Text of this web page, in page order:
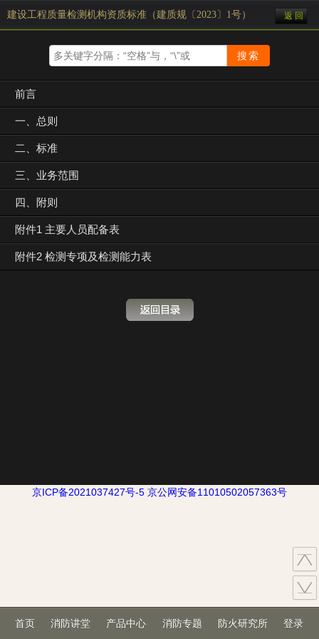
建设工程质量检测机构资质标准（建质规〔2023〕1号） 返 回
前言
一、总则
二、标准
三、业务范围
四、附则
附件1 主要人员配备表
附件2 检测专项及检测能力表
首页 消防讲堂 产品中心 消防专题 防火研究所 登录
京ICP备2021037427号-5 京公网安备11010502057363号